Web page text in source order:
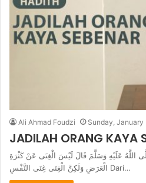
Ali Ahmad Foudzi Sunday, January
JADILAH ORANG KAYA
اللَّهُ عَلَيْهِ وَسَلَّمَ قَالَ لَيْسَ الْغِنَى عَنْ كَثْرَةِ
الْعَرَضِ وَلَكِنَّ الْغِنَى غِنَى النَّفْسِ Dari…